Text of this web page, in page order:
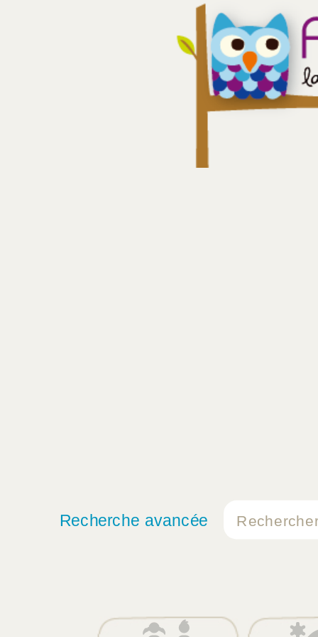
Recherche avancée